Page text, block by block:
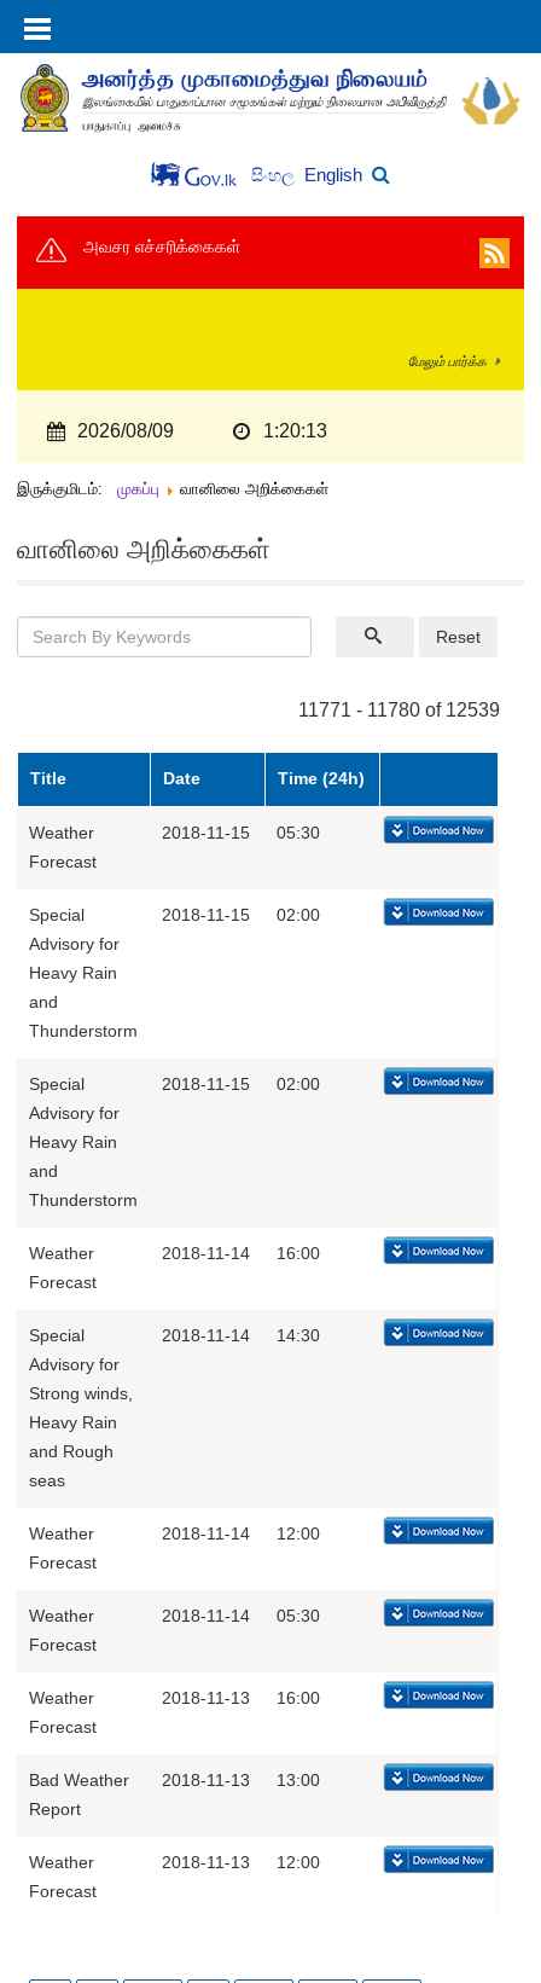
සිංහල English
அவசர எச்சரிக்கைகள்
மேலும் பார்க்க
2026/08/09 1:20:13
இருக்குமிடம்: முகப்பு வானிலை அறிக்கைகள்
வானிலை அறிக்கைகள்
Reset
11771 - 11780 of 12539
Title Date Time (24h)
Weather
Forecast
2018-11-15 05:30
Special
Advisory for
Heavy Rain
and
Thunderstorm
2018-11-15 02:00
Special
Advisory for
Heavy Rain
and
Thunderstorm
2018-11-15 02:00
Weather
Forecast
2018-11-14 16:00
Special
Advisory for
Strong winds,
Heavy Rain
and Rough
seas
2018-11-14 14:30
Weather
Forecast
2018-11-14 12:00
Weather
Forecast
2018-11-14 05:30
Weather
Forecast
2018-11-13 16:00
Bad Weather
Report
2018-11-13 13:00
Weather
Forecast
2018-11-13 12:00